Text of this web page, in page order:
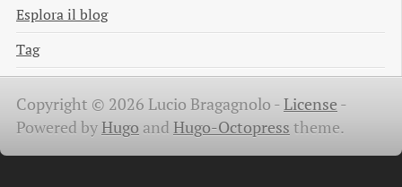
Esplora il blog
Tag
Copyright © 2026 Lucio Bragagnolo -License -
Powered byHugo and Hugo-Octopress theme.